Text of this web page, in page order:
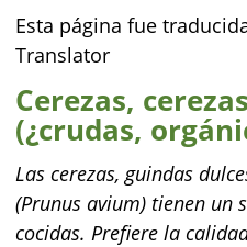
Esta página fue
Translator
Cerezas,
(¿crudas,
Las cerezas, guindas
(Prunus avium) tienen un
cocidas. Prefiere la